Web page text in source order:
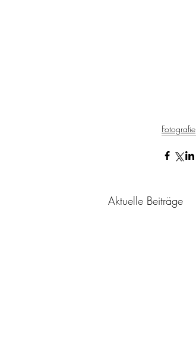
Fotografie
Aktuelle Beiträge